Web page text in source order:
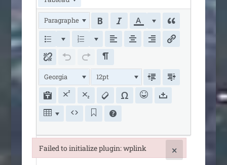
Paragraphe
Georgia 12pt
Failed to initialize plugin: wplink ×
Failed to initialize plugin: wplink